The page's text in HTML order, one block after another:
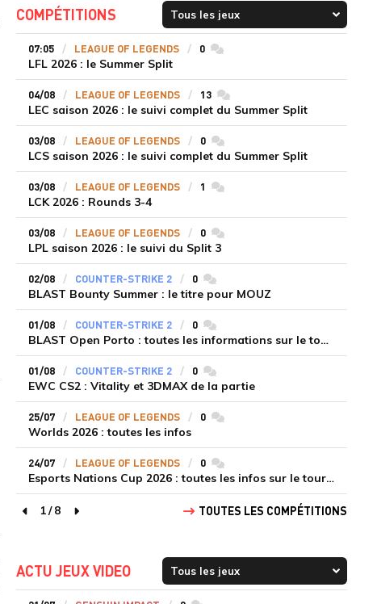
COMPÉTITIONS
07:05 LEAGUE OF LEGENDS 0commentaires
LFL 2026 : le Summer Split
04/08 LEAGUE OF LEGENDS 13commentaires
LEC saison 2026 : le suivi complet du Summer Split
03/08 LEAGUE OF LEGENDS 0commentaires
LCS saison 2026 : le suivi complet du Summer Split
03/08 LEAGUE OF LEGENDS 1 commentaires
LCK 2026 : Rounds 3-4
03/08 LEAGUE OF LEGENDS 0commentaires
LPL saison 2026 : le suivi du Split 3
02/08 COUNTER-STRIKE 2 0commentaires
BLAST Bounty Summer : le titre pour MOUZ
01/08 COUNTER-STRIKE 2 0commentaires
BLAST Open Porto : toutes les informations sur le tournoi
01/08 COUNTER-STRIKE 2 0commentaires
EWC CS2 : Vitality et 3DMAX de la partie
25/07 LEAGUE OF LEGENDS 0commentaires
Worlds 2026 : toutes les infos
24/07 LEAGUE OF LEGENDS 0commentaires
Esports Nations Cup 2026 : toutes les infos sur le tournoi
page précédente
1/8
page suivante
TOUTES LES COMPÉTITIONS
ACTU JEUX VIDEO